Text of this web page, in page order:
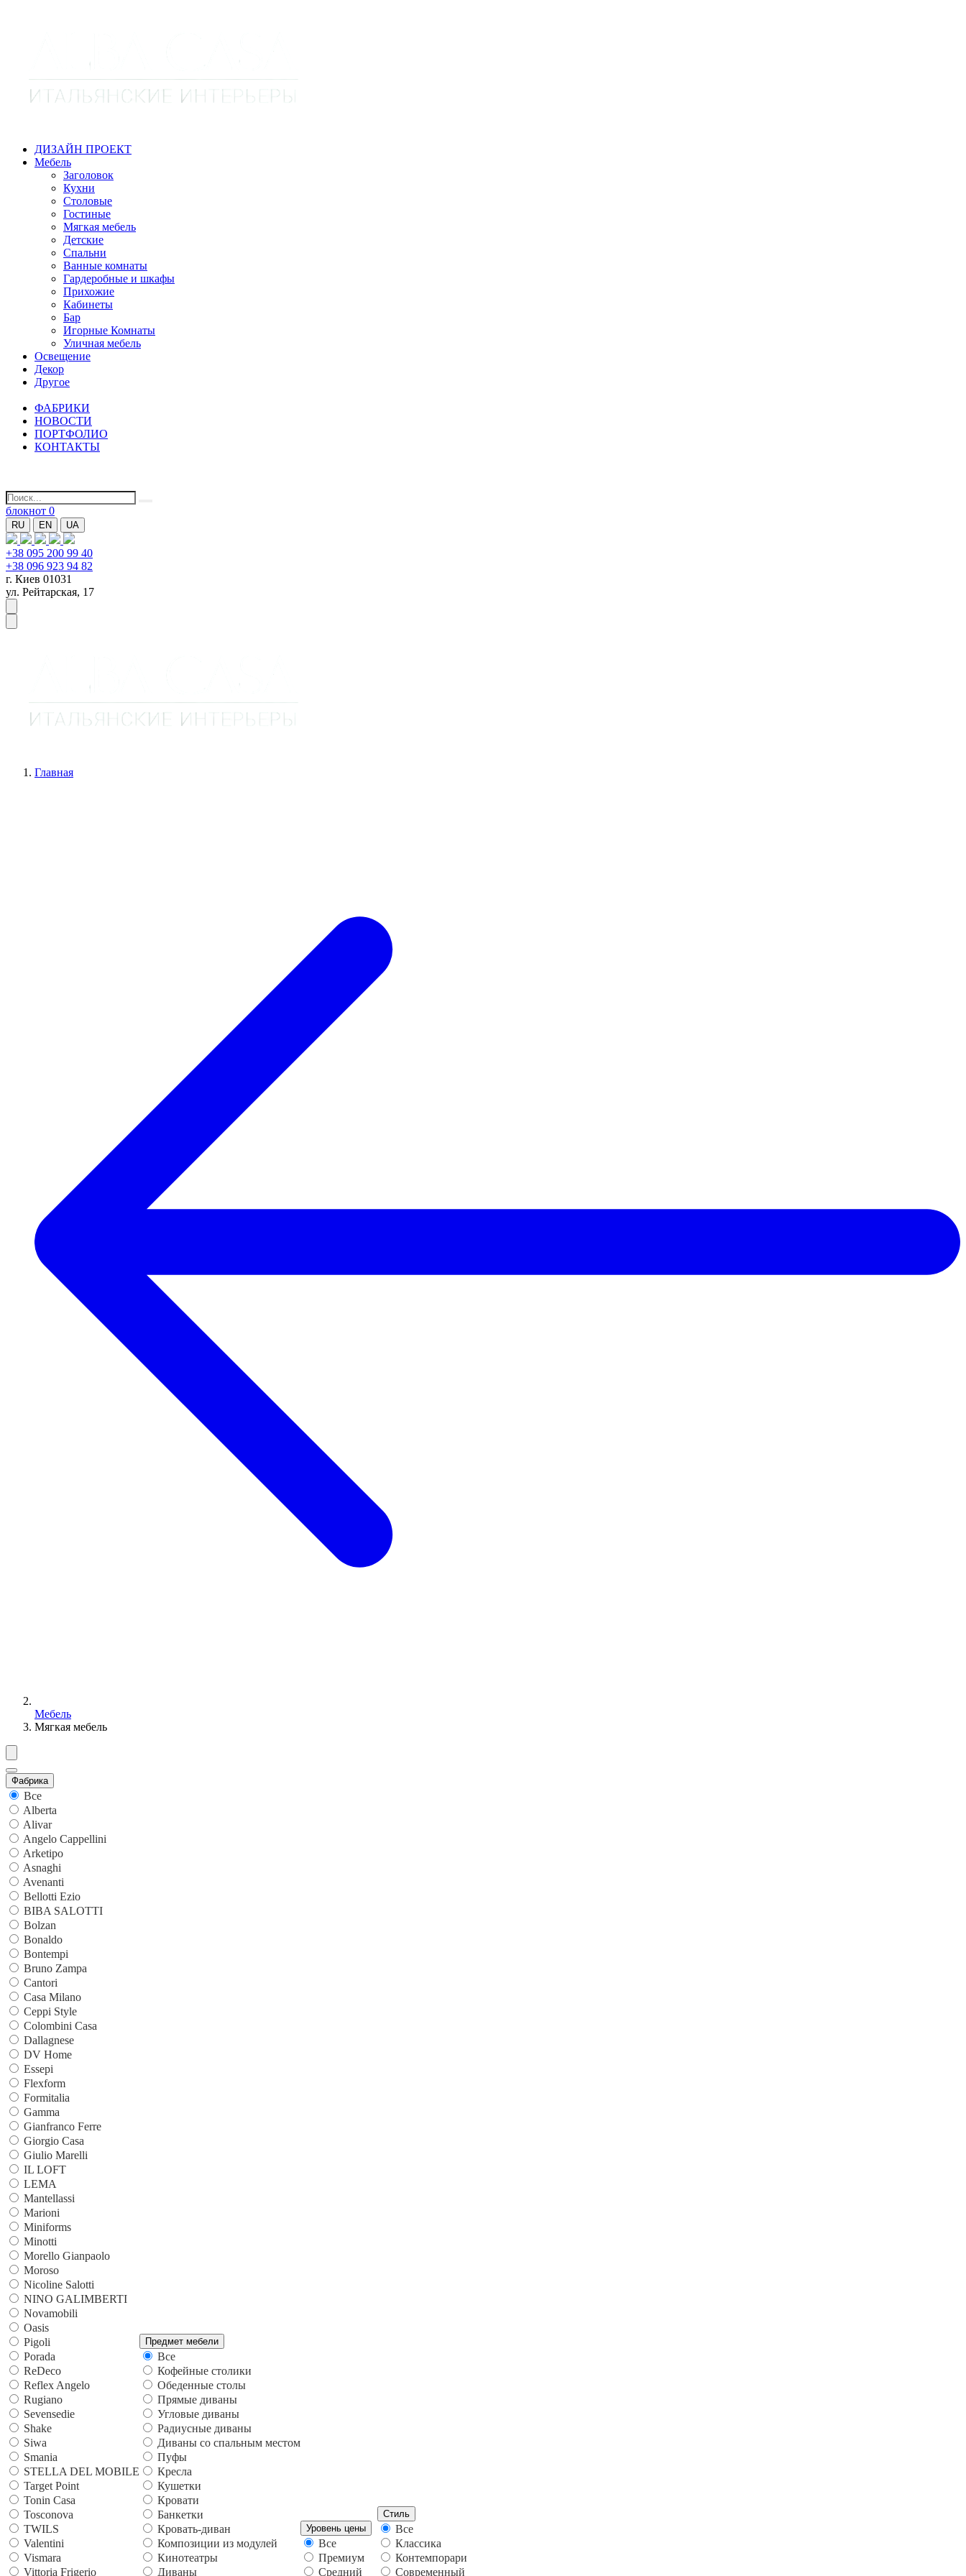
ДИЗАЙН ПРОЕКТ
Мебель
Заголовок
Кухни
Столовые
Гостиные
Мягкая мебель
Детские
Спальни
Ванные комнаты
Гардеробные и шкафы
Прихожие
Кабинеты
Бар
Игорные Комнаты
Уличная мебель
Освещение
Декор
Другое
ФАБРИКИ
НОВОСТИ
ПОРТФОЛИО
КОНТАКТЫ
блокнот 0
RU EN UA
+38 095 200 99 40
+38 096 923 94 82
г. Киев 01031
ул. Рейтарская, 17
Главная
Мебель
Мягкая мебель
Фабрика
Все
Alberta
Alivar
Angelo Cappellini
Arketipo
Asnaghi
Avenanti
Bellotti Ezio
BIBA SALOTTI
Bolzan
Bonaldo
Bontempi
Bruno Zampa
Cantori
Casa Milano
Ceppi Style
Colombini Casa
Dallagnese
DV Home
Essepi
Flexform
Formitalia
Gamma
Gianfranco Ferre
Giorgio Casa
Giulio Marelli
IL LOFT
LEMA
Mantellassi
Marioni
Miniforms
Minotti
Morello Gianpaolo
Moroso
Nicoline Salotti
NINO GALIMBERTI
Novamobili
Oasis
Pigoli
Porada
ReDeco
Reflex Angelo
Rugiano
Sevensedie
Shake
Siwa
Smania
STELLA DEL MOBILE
Target Point
Tonin Casa
Tosconova
TWILS
Valentini
Vismara
Vittoria Frigerio
Предмет мебели
Все
Кофейные столики
Обеденные столы
Прямые диваны
Угловые диваны
Радиусные диваны
Диваны со спальным местом
Пуфы
Кресла
Кушетки
Кровати
Банкетки
Кровать-диван
Композиции из модулей
Кинотеатры
Диваны
Уровень цены
Все
Премиум
Средний
Стиль
Все
Классика
Контемпорари
Современный